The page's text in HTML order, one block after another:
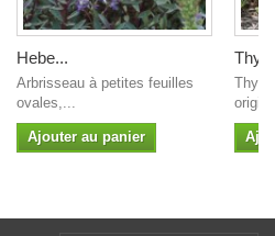
Hebe...
Arbrisseau à petites feuilles
ovales,...
Ajouter au panier
Thym